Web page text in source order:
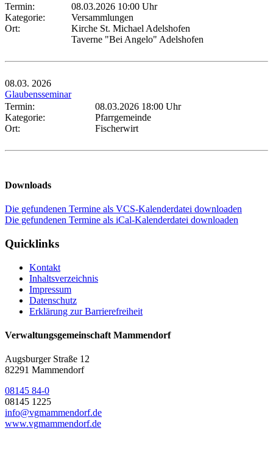
Termin:
08.03.2026 10:00 Uhr
Kategorie:
Versammlungen
Ort:
Kirche St. Michael Adelshofen
Taverne "Bei Angelo" Adelshofen
08.03. 2026
Glaubensseminar
Termin:
08.03.2026 18:00 Uhr
Kategorie:
Pfarrgemeinde
Ort:
Fischerwirt
Downloads
Die gefundenen Termine als VCS-Kalenderdatei downloaden
Die gefundenen Termine als iCal-Kalenderdatei downloaden
Quicklinks
Kontakt
Inhaltsverzeichnis
Impressum
Datenschutz
Erklärung zur Barrierefreiheit
Verwaltungsgemeinschaft Mammendorf
Augsburger Straße 12
82291 Mammendorf
08145 84-0
08145 1225
info@vgmammendorf.de
www.vgmammendorf.de